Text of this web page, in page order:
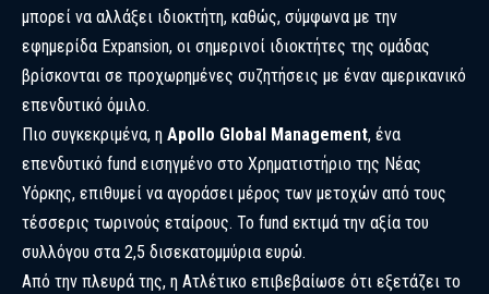
μπορεί να αλλάξει ιδιοκτήτη, καθώς, σύμφωνα με την
εφημερίδα Expansion, οι σημερινοί ιδιοκτήτες της ομάδας
βρίσκονται σε προχωρημένες συζητήσεις με έναν αμερικανικό
επενδυτικό όμιλο.
Πιο συγκεκριμένα, η Apollo Global Management, ένα
επενδυτικό fund εισηγμένο στο Χρηματιστήριο της Νέας
Υόρκης, επιθυμεί να αγοράσει μέρος των μετοχών από τους
τέσσερις τωρινούς εταίρους. Το fund εκτιμά την αξία του
συλλόγου στα 2,5 δισεκατομμύρια ευρώ.
Από την πλευρά της, η Ατλέτικο επιβεβαίωσε ότι εξετάζει το